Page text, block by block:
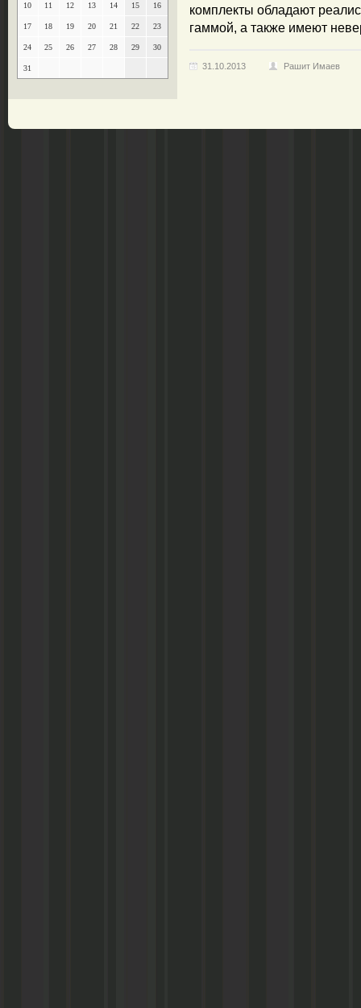
10 11 12 13 14 15 16
17 18 19 20 21 22 23
24 25 26 27 28 29 30
31
комплекты обладают
гаммой, а также имеют
31.10.2013 Рашит Имаев